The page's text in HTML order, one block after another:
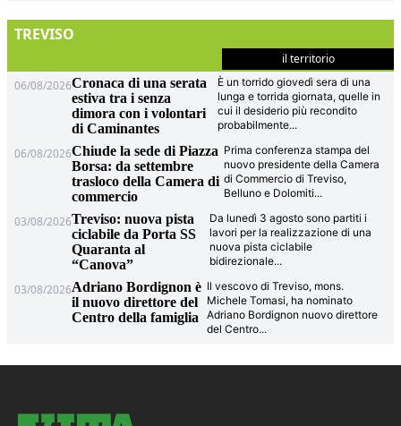
TREVISO
il territorio
06/08/2026Cronaca di una serata
estiva tra i senza
dimora con i volontari
di Caminantes
È un torrido giovedì sera di una
lunga e torrida giornata, quelle in
cui il desiderio più recondito
probabilmente...
06/08/2026Chiude la sede di Piazza
Borsa: da settembre
trasloco della Camera di
commercio
Prima conferenza stampa del
nuovo presidente della Camera
di Commercio di Treviso,
Belluno e Dolomiti...
03/08/2026Treviso: nuova pista
ciclabile da Porta SS
Quaranta al
“Canova”
Da lunedì 3 agosto sono partiti i
lavori per la realizzazione di una
nuova pista ciclabile
bidirezionale...
03/08/2026Adriano Bordignon è
il nuovo direttore del
Centro della famiglia
Il vescovo di Treviso, mons.
Michele Tomasi, ha nominato
Adriano Bordignon nuovo direttore
del Centro...